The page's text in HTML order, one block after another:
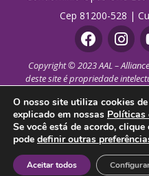
Cep 81200-528 |
Copyright © 2023 AAL –
deste site é propriedade
incluindo reprodução,
permissão expressa por
autorização prévia por
Política de
O nosso site utiliza cookies
explicado em nossas Políticas
Se você está de acordo,
pode definir outras
Aceitar todos